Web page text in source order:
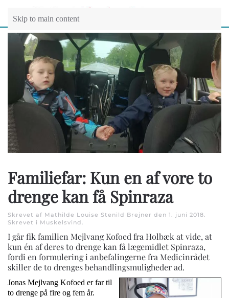
Skip to main content
Familiefar: Kun en af vore to
drenge kan få Spinraza
Skrevet af Mathilde Louise Stenild Brejner den 1. juni 2018.
Skrevet i Muskelsvind.
I går fik familien Mejlvang Kofoed fra Holbæk at vide, at
kun én af deres to drenge kan få lægemidlet Spinraza,
fordi en formulering i anbefalingerne fra Medicinrådet
skiller de to drenges behandlingsmuligheder ad.
Jonas Mejlvang Kofoed er far til
to drenge på fire og fem år.